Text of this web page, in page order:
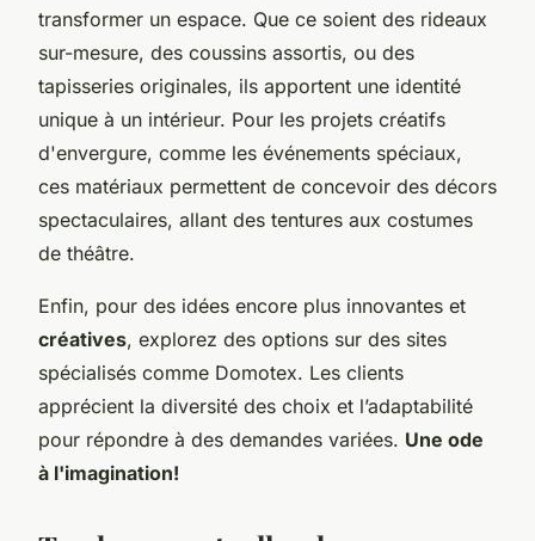
transformer un espace. Que ce soient des rideaux
sur-mesure, des coussins assortis, ou des
tapisseries originales, ils apportent une identité
unique à un intérieur. Pour les projets créatifs
d'envergure, comme les événements spéciaux,
ces matériaux permettent de concevoir des décors
spectaculaires, allant des tentures aux costumes
de théâtre.
Enfin, pour des idées encore plus innovantes et
créatives, explorez des options sur des sites
spécialisés comme Domotex. Les clients
apprécient la diversité des choix et l’adaptabilité
pour répondre à des demandes variées. Une ode
à l'imagination!